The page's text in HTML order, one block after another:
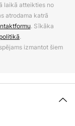
laikā atteikties no
atrodama katrā
. Sīkāka
.
izmantot šiem